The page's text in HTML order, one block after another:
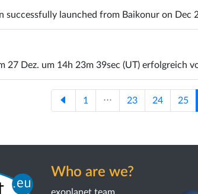
successfully launched from Baikonur on Dec
27 Dez. um 14h 23m 39sec (UT) erfolgreich
1 ⋅⋅⋅ 23 24 25
Who are we?